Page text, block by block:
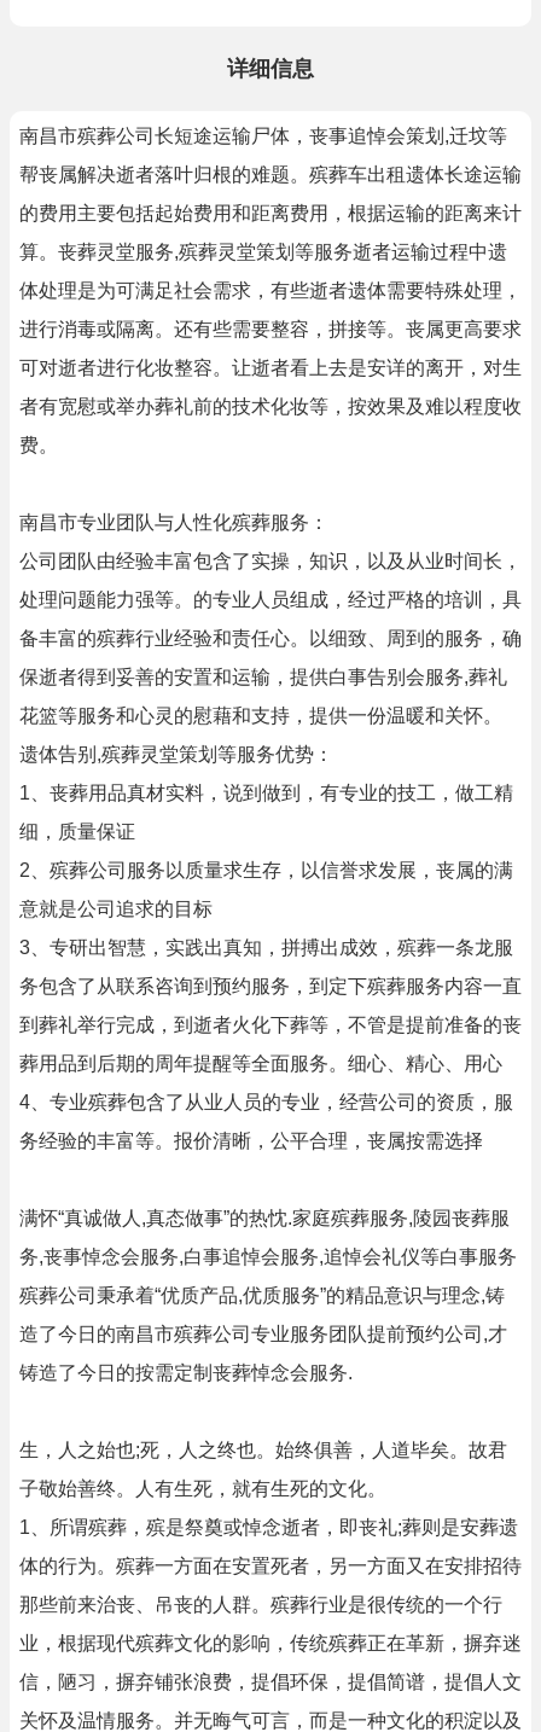
详细信息
南昌市殡葬公司长短途运输尸体，丧事追悼会策划,迁坟等
帮丧属解决逝者落叶归根的难题。殡葬车出租遗体长途运输
的费用主要包括起始费用和距离费用，根据运输的距离来计
算。丧葬灵堂服务,殡葬灵堂策划等服务逝者运输过程中遗
体处理是为可满足社会需求，有些逝者遗体需要特殊处理，
进行消毒或隔离。还有些需要整容，拼接等。丧属更高要求
可对逝者进行化妆整容。让逝者看上去是安详的离开，对生
者有宽慰或举办葬礼前的技术化妆等，按效果及难以程度收
费。
南昌市专业团队与人性化殡葬服务：
公司团队由经验丰富包含了实操，知识，以及从业时间长，
处理问题能力强等。的专业人员组成，经过严格的培训，具
备丰富的殡葬行业经验和责任心。以细致、周到的服务，确
保逝者得到妥善的安置和运输，提供白事告别会服务,葬礼
花篮等服务和心灵的慰藉和支持，提供一份温暖和关怀。
遗体告别,殡葬灵堂策划等服务优势：
1、丧葬用品真材实料，说到做到，有专业的技工，做工精
细，质量保证
2、殡葬公司服务以质量求生存，以信誉求发展，丧属的满
意就是公司追求的目标
3、专研出智慧，实践出真知，拼搏出成效，殡葬一条龙服
务包含了从联系咨询到预约服务，到定下殡葬服务内容一直
到葬礼举行完成，到逝者火化下葬等，不管是提前准备的丧
葬用品到后期的周年提醒等全面服务。细心、精心、用心
4、专业殡葬包含了从业人员的专业，经营公司的资质，服
务经验的丰富等。报价清晰，公平合理，丧属按需选择
满怀“真诚做人,真态做事”的热忱.家庭殡葬服务,陵园丧葬服
务,丧事悼念会服务,白事追悼会服务,追悼会礼仪等白事服务
殡葬公司秉承着“优质产品,优质服务”的精品意识与理念,铸
造了今日的南昌市殡葬公司专业服务团队提前预约公司,才
铸造了今日的按需定制丧葬悼念会服务.
生，人之始也;死，人之终也。始终俱善，人道毕矣。故君
子敬始善终。人有生死，就有生死的文化。
1、所谓殡葬，殡是祭奠或悼念逝者，即丧礼;葬则是安葬遗
体的行为。殡葬一方面在安置死者，另一方面又在安排招待
那些前来治丧、吊丧的人群。殡葬行业是很传统的一个行
业，根据现代殡葬文化的影响，传统殡葬正在革新，摒弃迷
信，陋习，摒弃铺张浪费，提倡环保，提倡简谱，提倡人文
关怀及温情服务。并无晦气可言，而是一种文化的积淀以及